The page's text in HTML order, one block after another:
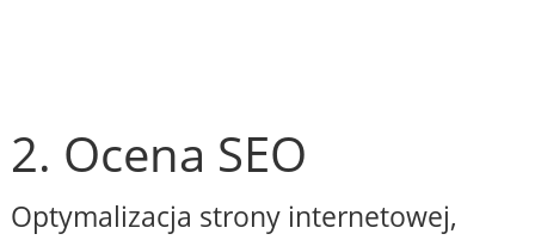
2. Ocena SEO
Optymalizacja strony internetowej,